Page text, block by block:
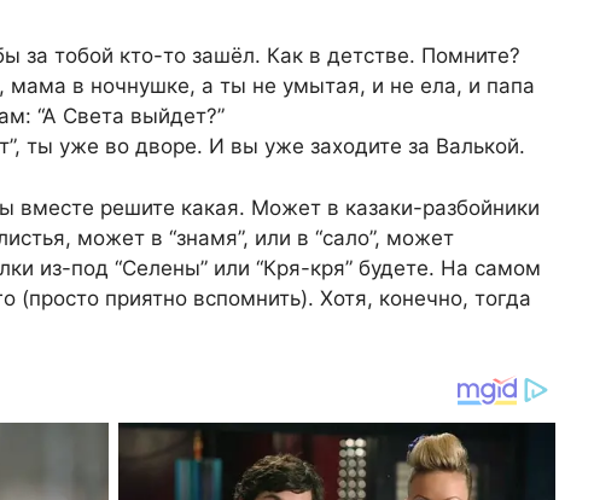
за тобой кто-то зашёл. Как в детстве. Помните?
мама в ночнушке, а ты не умытая, и не ела, и папа
“А Света выйдет?”
ты уже во дворе. И вы уже заходите за Валькой.
вместе решите какая. Может в казаки-разбойники
может в “знамя”, или в “сало”, может
из-под “Селены” или “Кря-кря” будете. На самом
(просто приятно вспомнить). Хотя, конечно, тогда